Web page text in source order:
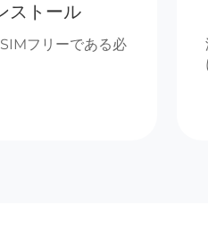
ストール
フリーである必